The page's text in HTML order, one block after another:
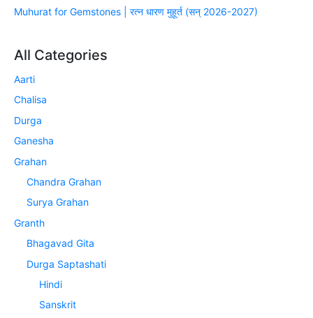
Muhurat for Gemstones | रत्न धारण मुहूर्त (सन् 2026-2027)
All Categories
Aarti
Chalisa
Durga
Ganesha
Grahan
Chandra Grahan
Surya Grahan
Granth
Bhagavad Gita
Durga Saptashati
Hindi
Sanskrit